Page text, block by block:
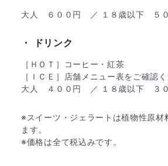
大人 ６００円 ／ １８歳以下 ５
​​・ ドリンク
［ＨＯＴ］コーヒー・紅茶
［ＩＣＥ］店舗メニュー表をご確認
大人 ４００円 ／ １８歳以下 ３
​※スイーツ・ジェラートは植物性原材
ます。
※価格は全て税込みです。